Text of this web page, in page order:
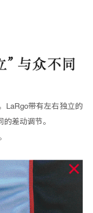
LaRgo带有左右独立的
差动调节。